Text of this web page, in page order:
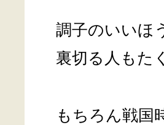
調子のいいほ
裏切る人もた
もちろん戦国